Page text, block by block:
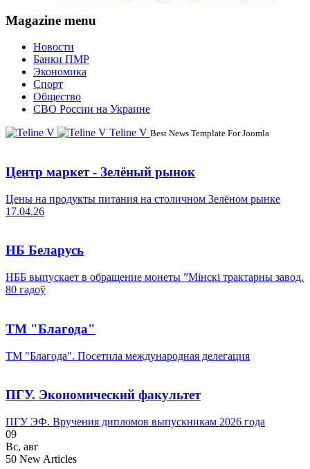
Magazine menu
Новости
Банки ПМР
Экономика
Спорт
Общество
СВО России на Украине
Teline V Best News Template For Joomla
Центр маркет - Зелёный рынок
Цены на продукты питания на столичном Зелёном рынке
17.04.26
НБ Беларусь
НББ выпускает в обращение монеты ”Мінскі трактарны завод.
80 гадоў
ТМ "Благода"
ТМ "Благода". Посетила международная делегация
ПГУ. Экономический факультет
ПГУ ЭФ. Вручения дипломов выпускникам 2026 года
09
Вс, авг
50 New Articles